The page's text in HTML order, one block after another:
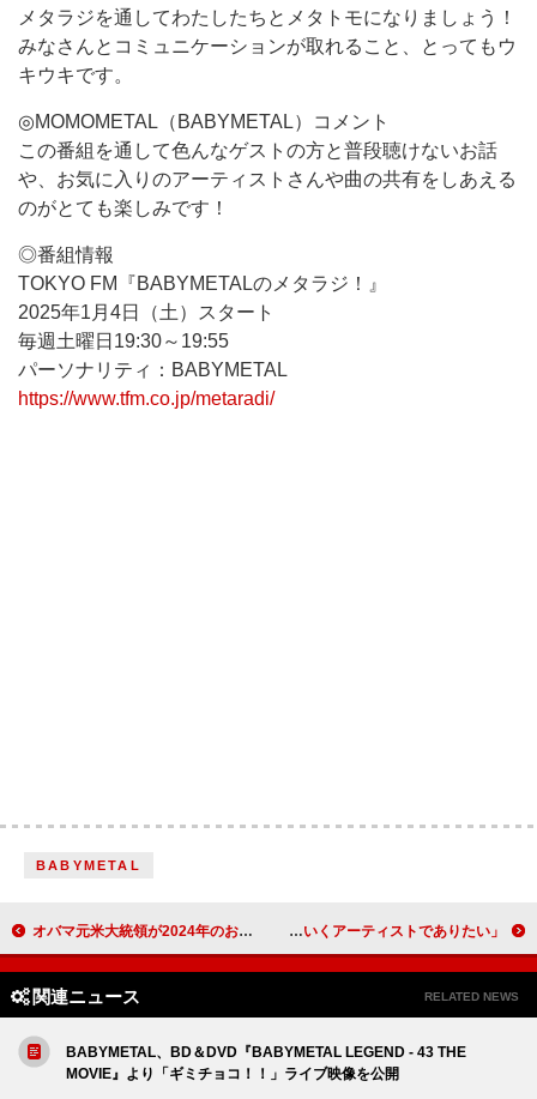
メタラジを通してわたしたちとメタトモになりましょう！
みなさんとコミュニケーションが取れること、とってもウ
キウキです。
◎MOMOMETAL（BABYMETAL）コメント
この番組を通して色んなゲストの方と普段聴けないお話
や、お気に入りのアーティストさんや曲の共有をしあえる
のがとても楽しみです！
◎番組情報
TOKYO FM『BABYMETALのメタラジ！』
2025年1月4日（土）スタート
毎週土曜日19:30～19:55
パーソナリティ：BABYMETAL
https://www.tfm.co.jp/metaradi/
BABYMETAL
オバマ元米大統領が2024年のお気に入り楽曲発表、ケンドリック・ラマー／ビリー・アイリッシュなどをセレクト 坂口有望、全国ワンマンツアー完走「10年先も、20年先も、希望を歌っていくアーティストでありたい」
関連ニュース RELATED NEWS
BABYMETAL、BD＆DVD『BABYMETAL LEGEND - 43 THE
MOVIE』より「ギミチョコ！！」ライブ映像を公開